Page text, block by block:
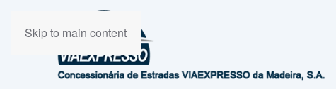
Skip to main content